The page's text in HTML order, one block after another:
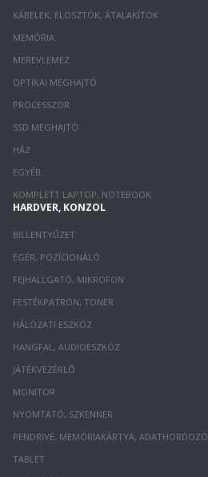
KÁBELEK, ELOSZTÓK, ÁTALAKÍTÓK
MEMÓRIA
MEREVLEMEZ
OPTIKAI MEGHAJTÓ
PROCESSZOR
SSD MEGHAJTÓ
HÁZ
EGYÉB
KOMPLETT LAPTOP, NOTEBOOK
HARDVER, KONZOL
BILLENTYŰZET
EGÉR, POZÍCIONÁLÓ
FEJHALLGATÓ, MIKROFON
FESTÉKPATRON, TONER
HÁLÓZATI ESZKÖZ
HANGFAL, AUDIOESZKÖZ
JÁTÉKVEZÉRLŐ
MONITOR
NYOMTATÓ, SZKENNER
PENDRIVE, MEMÓRIAKÁRTYA, ADATHORDOZÓ
TABLET